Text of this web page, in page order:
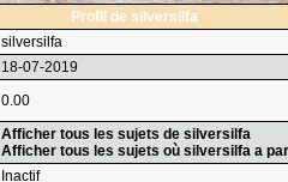
Profil de silversilfa
silversilfa
18-07-2019
0.00
Afficher tous les sujets de silversilfa
Afficher tous les sujets où silversilfa a
Inactif